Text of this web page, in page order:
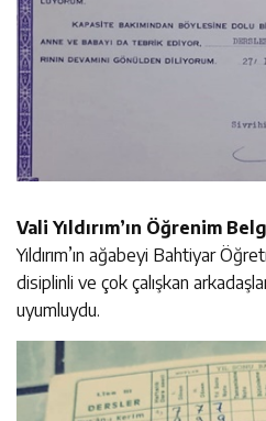
Vali Yıldırım’ın Öğrenim
Yıldırım’ın ağabeyi Bahtiyar
disiplinli ve çok çalışkan
uyumluydu.